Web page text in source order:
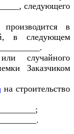
следующего
в
в следующем
случайного
Заказчиком
на строительство